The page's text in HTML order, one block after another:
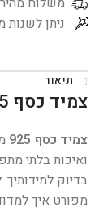
ניתן לשנות
תיאור
צמיד כסף 925 בשילוב אבנים לגבר
צמיד כסף 925
ואיכות בלתי
בדיוק
מפורט איך